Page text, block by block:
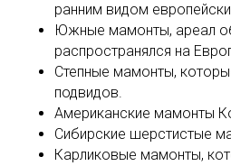
ранним видом
Южные мамонты, ареал
распространялся на
Степные мамонты,
подвидов.
Американские мамонты
Сибирские шерстистые
Карликовые мамонты,